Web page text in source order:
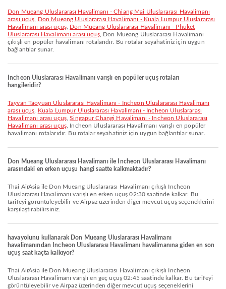
Don Mueang Uluslararası Havalimanı - Chiang Mai Uluslararası Havalimanı
arası uçuş
Don Mueang Uluslararası Havalimanı - Kuala Lumpur Uluslararası
Havalimanı arası uçuş, Don Mueang Uluslararası Havalimanı - Phuket
Uluslararası Havalimanı arası uçuş, Don Mueang Uluslararası Havalimanı
çıkışlı en popüler havalimanı rotalarıdır. Bu rotalar seyahatiniz için uygun
bağlantılar sunar.
Incheon Uluslararası Havalimanı varışlı en popüler uçuş rotaları
hangileridir?
Tayvan Taoyuan Uluslararası Havalimanı - Incheon Uluslararası Havalimanı
arası uçuş
Kuala Lumpur Uluslararası Havalimanı - Incheon Uluslararası
Havalimanı arası uçuş,Singapur Changi Havalimanı - Incheon Uluslararası
Havalimanı arası uçuş, Incheon Uluslararası Havalimanı varışlı en popüler
havalimanı rotalarıdır. Bu rotalar seyahatiniz için uygun bağlantılar sunar.
Don Mueang Uluslararası Havalimanı ile Incheon Uluslararası Havalimanı
arasındaki en erken uçuşu hangi saatte kalkmaktadır?
Thai AirAsia ile Don Mueang Uluslararası Havalimanı çıkışlı Incheon
Uluslararası Havalimanı varışlı en erken uçuş 02:30 saatinde kalkar. Bu
tarifeyi görüntüleyebilir ve Airpaz üzerinden diğer mevcut uçuş seçeneklerini
karşılaştırabilirsiniz.
havayolunu kullanarak Don Mueang Uluslararası Havalimanı
havalimanından Incheon Uluslararası Havalimanı havalimanına giden en son
uçuş saat kaçta kalkıyor?
Thai AirAsia ile Don Mueang Uluslararası Havalimanı çıkışlı Incheon
Uluslararası Havalimanı varışlı en geç uçuş 02:45 saatinde kalkar. Bu tarifeyi
görüntüleyebilir ve Airpaz üzerinden diğer mevcut uçuş seçeneklerini